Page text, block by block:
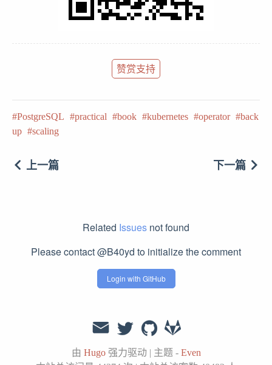
赞赏支持
PostgreSQL practical book kubernetes operator
back
up
scaling
上一篇 下一篇
Related Issues not found
Please contact @B40yd to initialize the comment
Login with GitHub
由 Hugo强力驱动 | 主题 - Even